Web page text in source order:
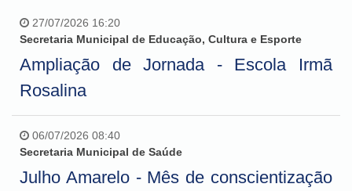
27/07/2026 16:20
Secretaria Municipal de Educação, Cultura e Esporte
Ampliação de Jornada - Escola Irmã
Rosalina
06/07/2026 08:40
Secretaria Municipal de Saúde
Julho Amarelo - Mês de conscientização